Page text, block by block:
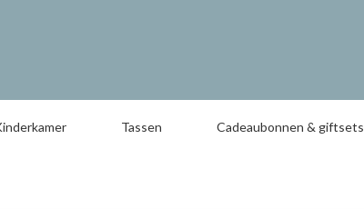
Tassen Cadeaubonnen & giftsets